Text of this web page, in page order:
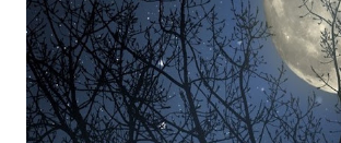
realmente é.